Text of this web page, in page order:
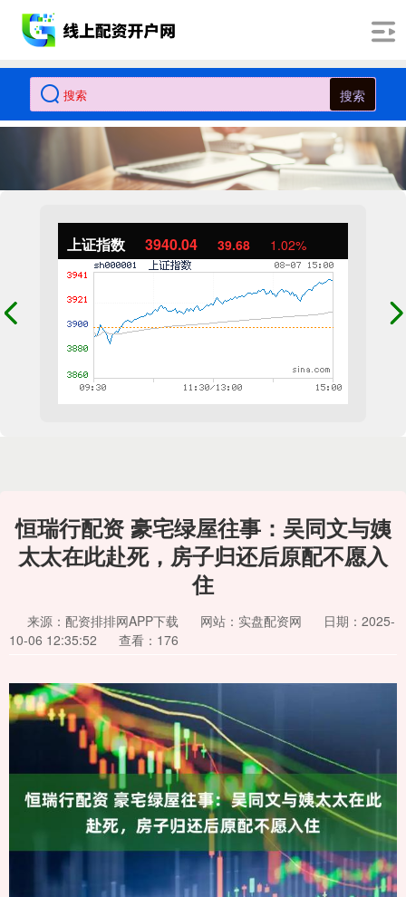
搜索
上证指数 3940.04 39.68 1.02%
恒瑞行配资 豪宅绿屋往事：吴同文与姨
太太在此赴死，房子归还后原配不愿入
住
来源：配资排排网APP下载 网站：实盘配资网
日期：2025-
10-06 12:35:52
查看：176